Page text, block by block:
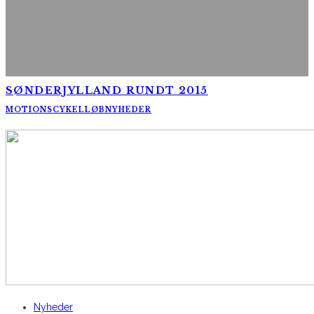
SØNDERJYLLAND RUNDT 2015
MOTIONSCYKELLØBNYHEDER
Nyheder